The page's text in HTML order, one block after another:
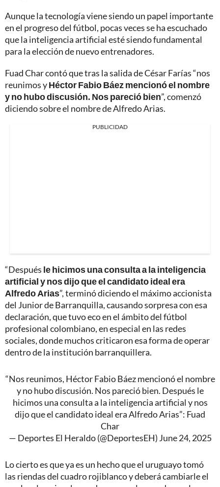
Aunque la tecnología viene siendo un papel importante
en el progreso del fútbol, pocas veces se ha escuchado
que la inteligencia artificial esté siendo fundamental
para la elección de nuevo entrenadores.
Fuad Char contó que tras la salida de César Farías “nos
reunimos yHéctor Fabio Báez mencionó el nombre
y no hubo discusión. Nos pareció bien”, comenzó
diciendo sobre el nombre de Alfredo Arias.
PUBLICIDAD
“Después le hicimos una consulta a la inteligencia
artificial y nos dijo que el candidato ideal era
Alfredo Arias”, terminó diciendo el máximo accionista
del Junior de Barranquilla, causando sorpresa con esa
declaración, que tuvo eco en el ámbito del fútbol
profesional colombiano, en especial en las redes
sociales, donde muchos criticaron esa forma de operar
dentro de la institución barranquillera.
“Nos reunimos, Héctor Fabio Báez mencionó el nombre
y no hubo discusión. Nos pareció bien. Después le
hicimos una consulta a la inteligencia artificial y nos
dijo que el candidato ideal era Alfredo Arias”: Fuad
Char
— Deportes El Heraldo (@DeportesEH) June 24, 2025
Lo cierto es que ya es un hecho que el uruguayo tomó
las riendas del cuadro rojiblanco y deberá cambiarle el